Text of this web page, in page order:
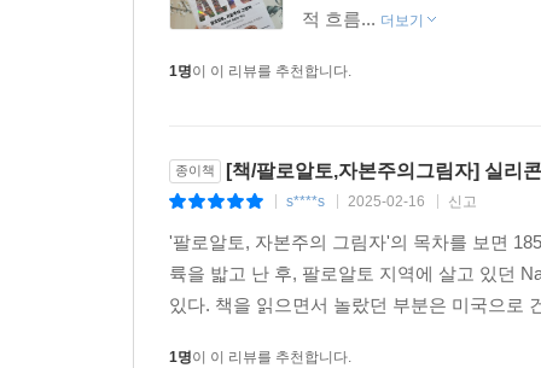
션 데모에서 애플의 사명에 대해 열변을 토하며
상반기에 제품이 출시될 예정이라고 두어 달 일
누구보다 잘 알고 있었다. 아이폰은 빌드업 중이
퍼 유저들이 컴퓨터 브랜드와 맺고 있는 호기심
--- 「17장 날 부자로 만들어주는 게 좋을 거야」 중
18살의 신입생 엘리자베스 홈즈는 재학생을 대
적 흐름... 더보기
1명이 이 리뷰를 추천합니다.
종이책 [책/팔로알토,자본주의그림자] 실리
s****s 2025-02-16 신고
'팔로알토, 자본주의 그림자'의 목차를 보면
륙을 밟고 난 후, 팔로알토 지역에 살고 있던
있다. 책을 읽으면서 놀랐던 부분은 미국으로
1명이 이 리뷰를 추천합니다.